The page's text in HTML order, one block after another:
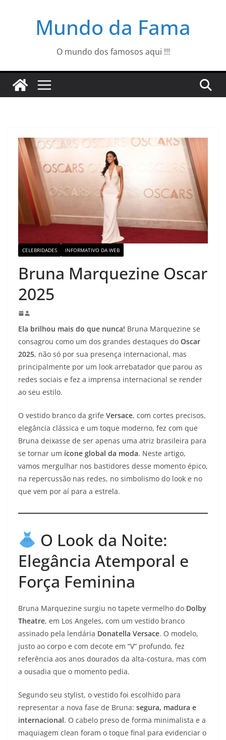
Mundo da Fama
O mundo dos famosos aqui !!!
CELEBRIDADES INFORMATIVO DA WEB
Bruna Marquezine Oscar
2025
Ela brilhou mais do que nunca! Bruna Marquezine se
consagrou como um dos grandes destaques do Oscar
2025, não só por sua presença internacional, mas
principalmente por um look arrebatador que parou as
redes sociais e fez a imprensa internacional se render
ao seu estilo.
O vestido branco da grife Versace, com cortes precisos,
elegância clássica e um toque moderno, fez com que
Bruna deixasse de ser apenas uma atriz brasileira para
se tornar um ícone global da moda. Neste artigo,
vamos mergulhar nos bastidores desse momento épico,
na repercussão nas redes, no simbolismo do look e no
que vem por aí para a estrela.
O Look da Noite:
Elegância Atemporal e
Força Feminina
Bruna Marquezine surgiu no tapete vermelho do Dolby
Theatre, em Los Angeles, com um vestido branco
assinado pela lendária Donatella Versace. O modelo,
justo ao corpo e com decote em “V” profundo, fez
referência aos anos dourados da alta-costura, mas com
a ousadia que o momento pedia.
Segundo seu stylist, o vestido foi escolhido para
representar a nova fase de Bruna: segura, madura e
internacional. O cabelo preso de forma minimalista e a
maquiagem clean foram o toque final para evidenciar o